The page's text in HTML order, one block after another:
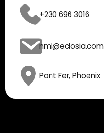
+230 696 3016
nml@eclosia.com
Pont Fer, Phoenix